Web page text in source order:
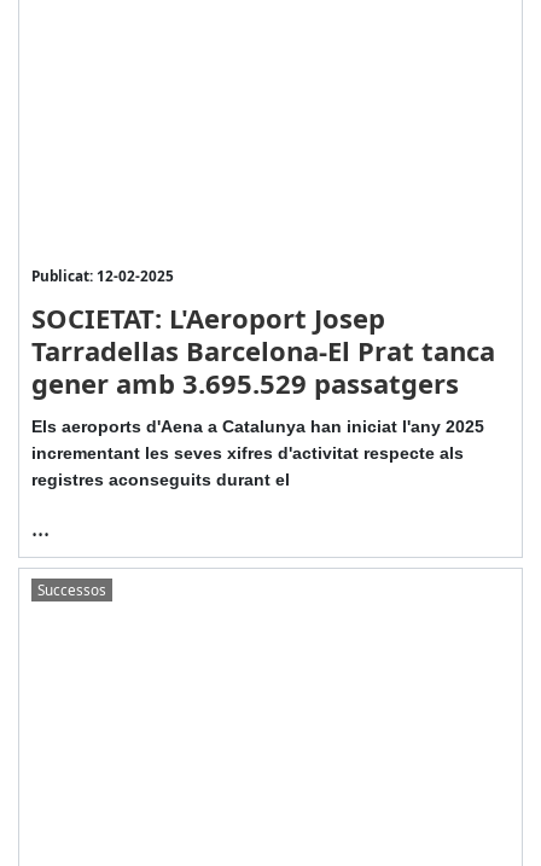
Publicat: 12-02-2025
SOCIETAT: L'Aeroport Josep
Tarradellas Barcelona-El Prat tanca
gener amb 3.695.529 passatgers
Els aeroports d'Aena a Catalunya han iniciat l'any 2025
incrementant les seves xifres d'activitat respecte als
registres aconseguits durant el
...
Successos